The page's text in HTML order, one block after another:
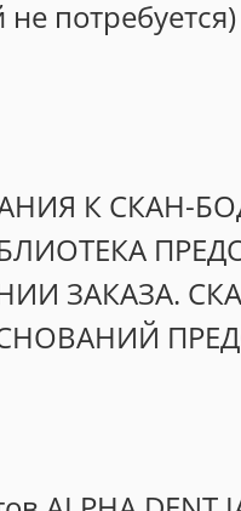
потребуется)
К СКАН-
ЗАКАЗА.